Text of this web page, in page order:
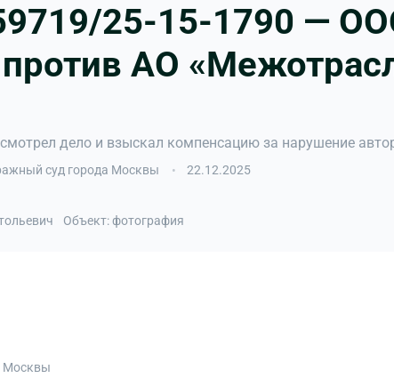
25-15-1790 —
АО
дело и взыскал компенсацию за нарушение
суд города Москвы
22.12.2025
Объект: фотография
Москвы